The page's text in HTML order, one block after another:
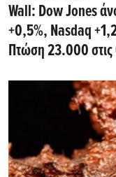
Wall: Dow Jones
+0,5%, Nasdaq
Πτώση 23.000 στις